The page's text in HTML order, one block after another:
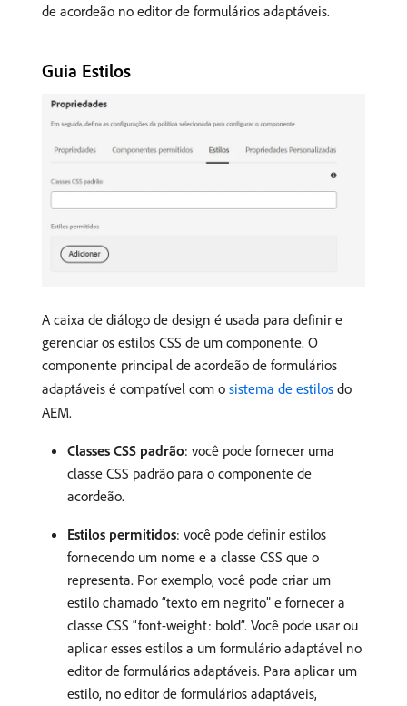
de acordeão no editor de formulários adaptáveis.
Guia Estilos
A caixa de diálogo de design é usada para definir e
gerenciar os estilos CSS de um componente. O
componente principal de acordeão de formulários
adaptáveis é compatível com o sistema de estilos do
AEM.
Classes CSS padrão: você pode fornecer uma
classe CSS padrão para o componente de
acordeão.
Estilos permitidos: você pode definir estilos
fornecendo um nome e a classe CSS que o
representa. Por exemplo, você pode criar um
estilo chamado “texto em negrito” e fornecer a
classe CSS “font-weight: bold”. Você pode usar ou
aplicar esses estilos a um formulário adaptável no
editor de formulários adaptáveis. Para aplicar um
estilo, no editor de formulários adaptáveis,